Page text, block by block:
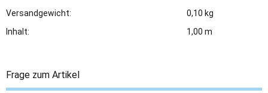
Versandgewicht:
0,10 kg
Inhalt:
1,00 m
Frage zum Artikel